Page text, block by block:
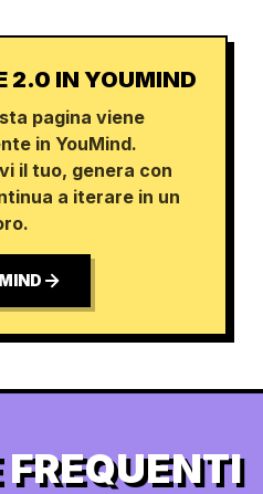
2.0 IN YOUMIND
pagina viene
in YouMind.
il tuo, genera con
a iterare in un